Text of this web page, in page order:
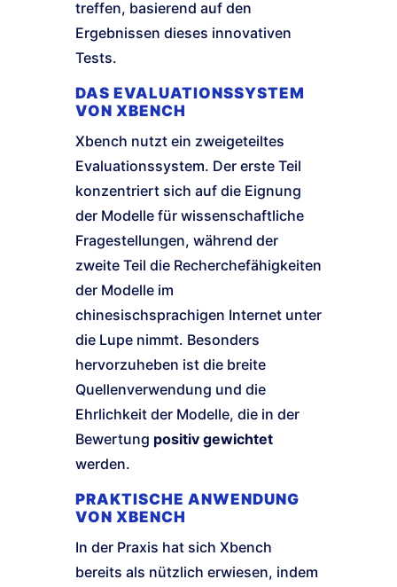
treffen, basierend auf den
Ergebnissen dieses innovativen
Tests.
DAS EVALUATIONSSYSTEM
VON XBENCH
Xbench nutzt ein zweigeteiltes
Evaluationssystem. Der erste Teil
konzentriert sich auf die Eignung
der Modelle für wissenschaftliche
Fragestellungen, während der
zweite Teil die Recherchefähigkeiten
der Modelle im
chinesischsprachigen Internet unter
die Lupe nimmt. Besonders
hervorzuheben ist die breite
Quellenverwendung und die
Ehrlichkeit der Modelle, die in der
Bewertung positiv gewichtet
werden.
PRAKTISCHE ANWENDUNG
VON XBENCH
In der Praxis hat sich Xbench
bereits als nützlich erwiesen, indem